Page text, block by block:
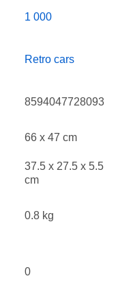
1 000
Retro cars
8594047728093
66 x 47 cm
37.5 x 27.5 x 5.5
cm
0.8 kg
0